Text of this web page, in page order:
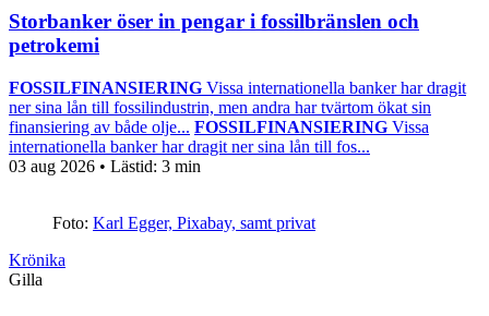
Storbanker öser in pengar i fossilbränslen och
petrokemi
FOSSILFINANSIERING Vissa internationella banker har dragit
ner sina lån till fossilindustrin, men andra har tvärtom ökat sin
finansiering av både olje... FOSSILFINANSIERING Vissa
internationella banker har dragit ner sina lån till fos...
03 aug 2026 • Lästid: 3 min
Foto: Karl Egger, Pixabay, samt privat
Krönika
Gilla